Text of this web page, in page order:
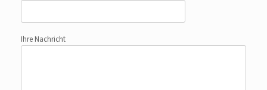
Ihre Nachricht